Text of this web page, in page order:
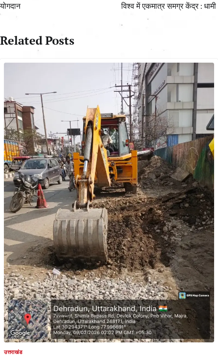
योगदान
विश्व में एकमात्र समग्र केंद्र : धामी
Related Posts
उत्तराखंड